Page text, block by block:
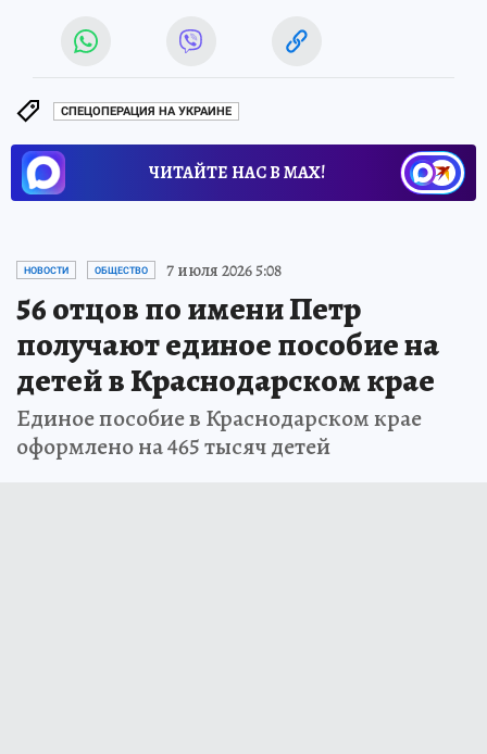
СПЕЦОПЕРАЦИЯ НА УКРАИНЕ
ЧИТАЙТЕ НАС В МАХ!
НОВОСТИ ОБЩЕСТВО 7 июля 2026 5:08
56 отцов по имени Петр
получают единое пособие на
детей в Краснодарском крае
Единое пособие в Краснодарском крае
оформлено на 465 тысяч детей